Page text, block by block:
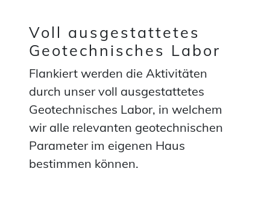
Voll ausgestattetes
Geotechnisches Labor
Flankiert werden die Aktivitäten
durch unser voll ausgestattetes
Geotechnisches Labor, in welchem
wir alle relevanten geotechnischen
Parameter im eigenen Haus
bestimmen können.